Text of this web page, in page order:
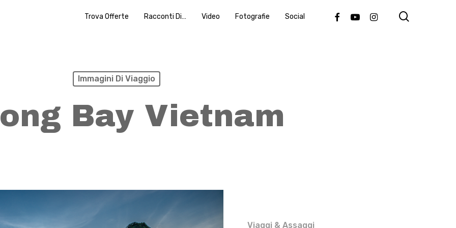
Trova Offerte Racconti Di… Video Fotografie Social FacebookYoutubeInstagram
Immagini Di Viaggio
Bay Vietnam
Viaggi & Assaggi